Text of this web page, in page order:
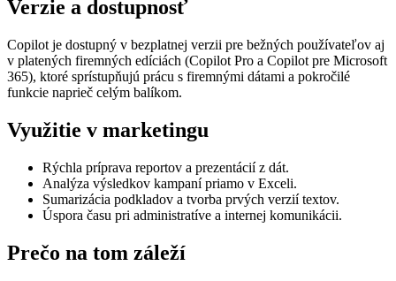
Verzie a dostupnosť
Copilot je dostupný v bezplatnej verzii pre bežných používateľov aj
v platených firemných edíciách (Copilot Pro a Copilot pre Microsoft
365), ktoré sprístupňujú prácu s firemnými dátami a pokročilé
funkcie naprieč celým balíkom.
Využitie v marketingu
Rýchla príprava reportov a prezentácií z dát.
Analýza výsledkov kampaní priamo v Exceli.
Sumarizácia podkladov a tvorba prvých verzií textov.
Úspora času pri administratíve a internej komunikácii.
Prečo na tom záleží